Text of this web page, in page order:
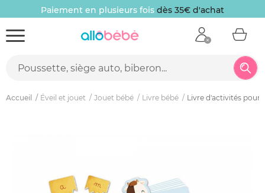
Paiement en plusieurs fois dès 35€ d'achat
Accueil Éveil et jouet Jouet bébé Livre bébé Livre d'activités pour